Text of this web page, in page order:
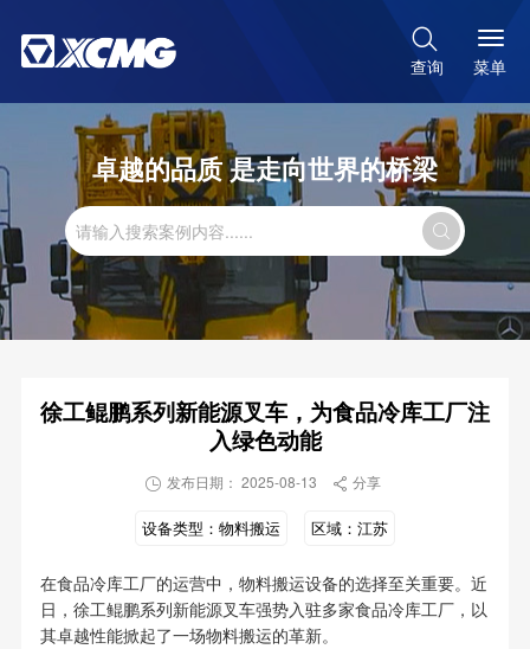

查询 菜单
卓越的品质 是走向世界的桥梁

徐工鲲鹏系列新能源叉车，为食品冷库工厂注
入绿色动能
 发布日期： 2025-08-13  分享
设备类型： 物料搬运 区域： 江苏
在食品冷库工厂的运营中，物料搬运设备的选择至关重要。近
日，徐工鲲鹏系列新能源叉车强势入驻多家食品冷库工厂，以
其卓越性能掀起了一场物料搬运的革新。